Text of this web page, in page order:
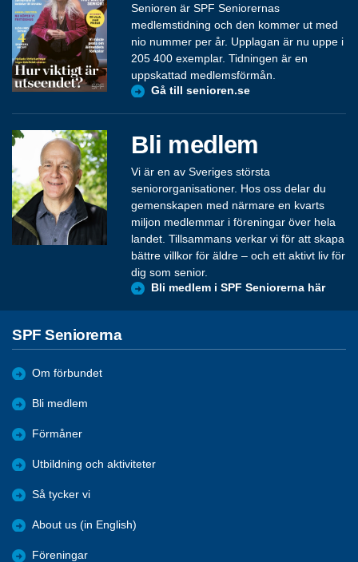
Senioren är SPF Seniorernas
medlemstidning och den kommer ut med
nio nummer per år. Upplagan är nu uppe i
205 400 exemplar. Tidningen är en
uppskattad medlemsförmån.
Gå till senioren.se
Bli medlem
Vi är en av Sveriges största
seniororganisationer. Hos oss delar du
gemenskapen med närmare en kvarts
miljon medlemmar i föreningar över hela
landet. Tillsammans verkar vi för att skapa
bättre villkor för äldre – och ett aktivt liv för
dig som senior.
Bli medlem i SPF Seniorerna här
SPF Seniorerna
Om förbundet
Bli medlem
Förmåner
Utbildning och aktiviteter
Så tycker vi
About us (in English)
Föreningar